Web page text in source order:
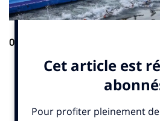
Organisations.
Croatie, de la Slovénie et de la
à réduire les coûts, améliorer
communiquépublié dimanche 13